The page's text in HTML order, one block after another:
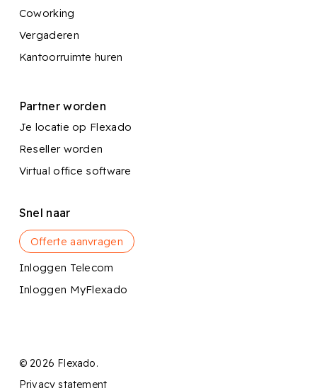
Coworking
Vergaderen
Kantoorruimte huren
Partner worden
Je locatie op Flexado
Reseller worden
Virtual office software
Snel naar
Offerte aanvragen
Inloggen Telecom
Inloggen MyFlexado
© 2026 Flexado.
Privacy statement